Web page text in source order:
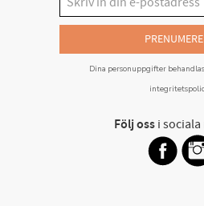
Dina personuppgifter
Följ oss i